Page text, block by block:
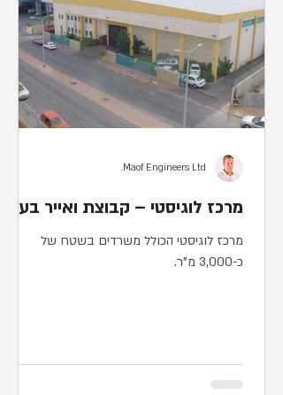
מרכז לוגיסטי – קבוצת ואייר בע"מ
מרכז לוגיסטי הכולל משרדים בשטח של
כ-3,000 מ"ר.
Maof Engineers Ltd.